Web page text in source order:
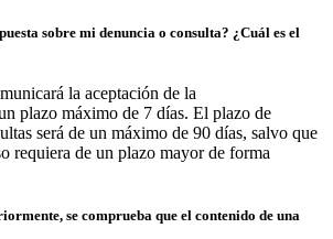
sobre mi denuncia o consulta? ¿Cuál es el
la aceptación de la
plazo máximo de 7 días. El plazo de
será de un máximo de 90 días, salvo que
requiera de un plazo mayor de forma
se comprueba que el contenido de una